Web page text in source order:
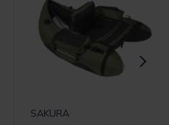
SAKURA